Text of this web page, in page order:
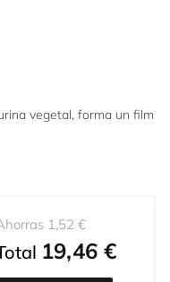
vegetal, forma un film
1,52 €
19,46 €